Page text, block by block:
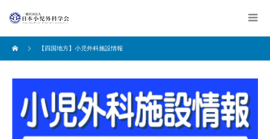
【四国地方】小児外科施設情報